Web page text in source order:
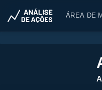
ÁREA DE